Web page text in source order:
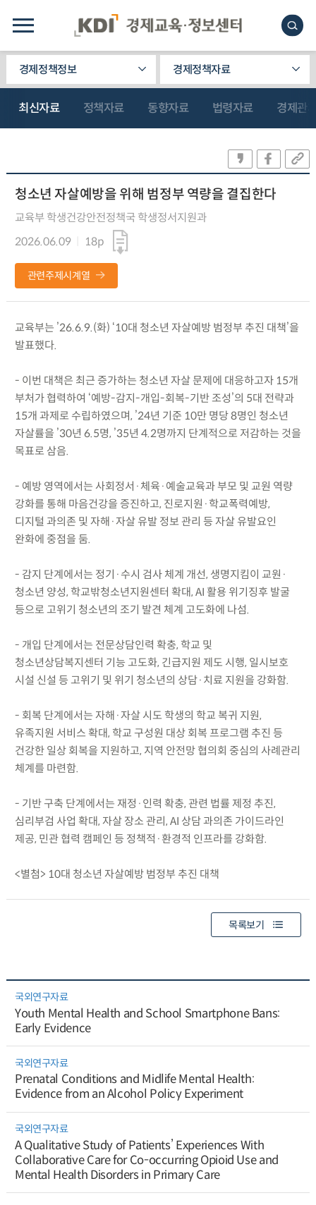
경제정책정보 경제정책자료
최신자료 정책자료 동향자료 법령자료 경제관
청소년 자살예방을 위해 범정부 역량을 결집한다
교육부 학생건강안전정책국 학생정서지원과
2026.06.09
18p
관련주제시계열
교육부는 ’26.6.9.(화) ‘10대 청소년 자살예방 범정부 추진 대책’을
발표했다.
- 이번 대책은 최근 증가하는 청소년 자살 문제에 대응하고자 15개
부처가 협력하여 ‘예방-감지-개입-회복-기반 조성’의 5대 전략과
15개 과제로 수립하였으며, ’24년 기준 10만 명당 8명인 청소년
자살률을 ’30년 6.5명, ’35년 4.2명까지 단계적으로 저감하는 것을
목표로 삼음.
- 예방 영역에서는 사회정서·체육·예술교육과 부모 및 교원 역량
강화를 통해 마음건강을 증진하고, 진로지원·학교폭력예방,
디지털 과의존 및 자해·자살 유발 정보 관리 등 자살 유발요인
완화에 중점을 둠.
- 감지 단계에서는 정기·수시 검사 체계 개선, 생명지킴이 교원·
청소년 양성, 학교밖청소년지원센터 확대, AI 활용 위기징후 발굴
등으로 고위기 청소년의 조기 발견 체계 고도화에 나섬.
- 개입 단계에서는 전문상담인력 확충, 학교 및
청소년상담복지센터 기능 고도화, 긴급지원 제도 시행, 일시보호
시설 신설 등 고위기 및 위기 청소년의 상담·치료 지원을 강화함.
- 회복 단계에서는 자해·자살 시도 학생의 학교 복귀 지원,
유족지원 서비스 확대, 학교 구성원 대상 회복 프로그램 추진 등
건강한 일상 회복을 지원하고, 지역 안전망 협의회 중심의 사례관리
체계를 마련함.
- 기반 구축 단계에서는 재정·인력 확충, 관련 법률 제정 추진,
심리부검 사업 확대, 자살 장소 관리, AI 상담 과의존 가이드라인
제공, 민관 협력 캠페인 등 정책적·환경적 인프라를 강화함.
<별첨> 10대 청소년 자살예방 범정부 추진 대책
목록보기
국외연구자료
Youth Mental Health and School Smartphone Bans:
Early Evidence
국외연구자료
Prenatal Conditions and Midlife Mental Health:
Evidence from an Alcohol Policy Experiment
국외연구자료
A Qualitative Study of Patients’ Experiences With
Collaborative Care for Co-occurring Opioid Use and
Mental Health Disorders in Primary Care